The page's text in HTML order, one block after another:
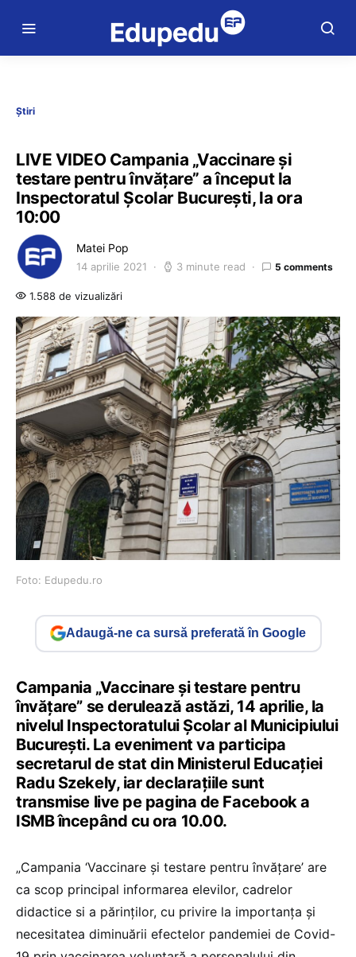
Știri
LIVE VIDEO Campania „Vaccinare și
testare pentru învățare” a început la
Inspectoratul Școlar București, la ora
10:00
Matei Pop
14 aprilie 2021 3 minute read 5 comments
1.588 de vizualizări
Foto: Edupedu.ro
Adaugă-ne ca sursă preferată în Google
Campania „Vaccinare și testare pentru
învățare” se derulează astăzi, 14 aprilie, la
nivelul Inspectoratului Școlar al Municipiului
București. La eveniment va participa
secretarul de stat din Ministerul Educației
Radu Szekely, iar declarațiile sunt
transmise live pe pagina de Facebook a
ISMB începând cu ora 10.00.
„Campania ‘Vaccinare și testare pentru învățare’ are
ca scop principal informarea elevilor, cadrelor
didactice si a părinților, cu privire la importanța și
necesitatea diminuării efectelor pandemiei de Covid-